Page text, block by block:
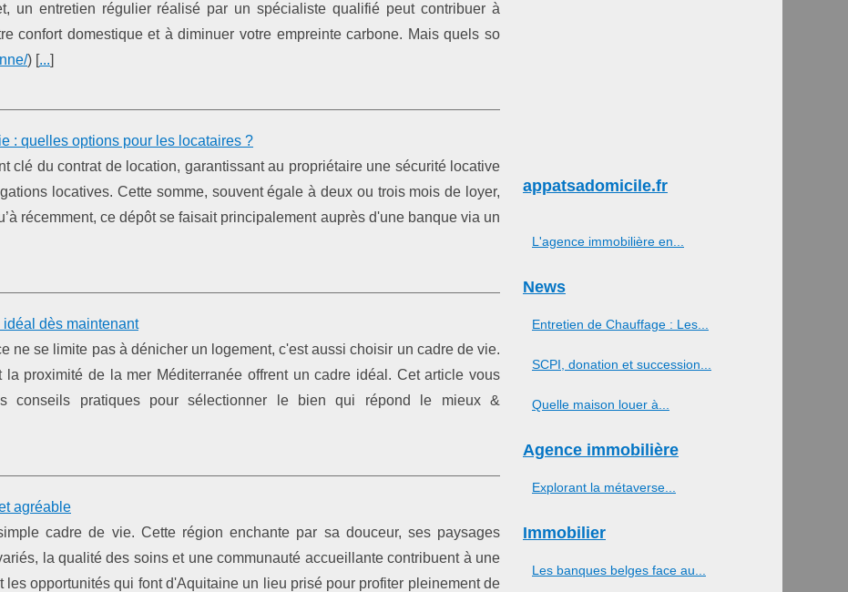
un entretien régulier réalisé par un spécialiste qualifié peut contribuer à
confort domestique et à diminuer votre empreinte carbone. Mais quels so
) [...]
: quelles options pour les locataires ?
clé du contrat de location, garantissant au propriétaire une sécurité locative
locatives. Cette somme, souvent égale à deux ou trois mois de loyer,
récemment, ce dépôt se faisait principalement auprès d'une banque via un
dès maintenant
ne se limite pas à dénicher un logement, c'est aussi choisir un cadre de vie.
proximité de la mer Méditerranée offrent un cadre idéal. Cet article vous
conseils pratiques pour sélectionner le bien qui répond le mieux &
agréable
cadre de vie. Cette région enchante par sa douceur, ses paysages
la qualité des soins et une communauté accueillante contribuent à une
opportunités qui font d'Aquitaine un lieu prisé pour profiter pleinement de
appatsadomicile.fr
L'agence immobilière en...
News
Entretien de Chauffage : Les...
SCPI, donation et succession...
Quelle maison louer à...
Agence immobilière
Explorant la métaverse...
Immobilier
Les banques belges face au...